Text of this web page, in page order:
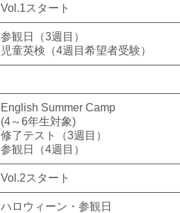
Vol.1スタート
参観日（3週目）
児童英検（4週目希望者受験）
English Summer Camp
(4～6年生対象)
修了テスト（3週目）
参観日（4週目）
Vol.2スタート
ハロウィーン・参観日